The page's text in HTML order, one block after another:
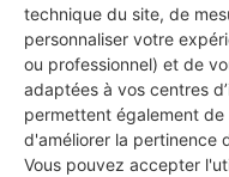
technique du site, de
personnaliser votre
ou professionnel) et de
adaptées à vos centres
permettent également
d'améliorer la pertinence
Vous pouvez accepter